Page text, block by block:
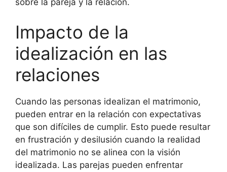
Impacto de la
idealización en las
relaciones
Cuando las personas idealizan el matrimonio,
pueden entrar en la relación con expectativas
que son difíciles de cumplir. Esto puede resultar
en frustración y desilusión cuando la realidad
del matrimonio no se alinea con la visión
idealizada. Las parejas pueden enfrentar